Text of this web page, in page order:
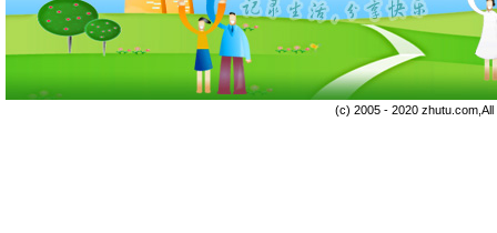
(c) 2005 - 2020